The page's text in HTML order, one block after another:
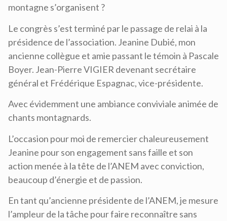
montagne s’organisent ?
Le congrès s’est terminé par le passage de relai à la
présidence de l’association. Jeanine Dubié, mon
ancienne collègue et amie passant le témoin à Pascale
Boyer. Jean-Pierre VIGIER devenant secrétaire
général et Frédérique Espagnac, vice-présidente.
Avec évidemment une ambiance conviviale animée de
chants montagnards.
L’occasion pour moi de remercier chaleureusement
Jeanine pour son engagement sans faille et son
action menée à la tête de l’ANEM avec conviction,
beaucoup d’énergie et de passion.
En tant qu’ancienne présidente de l’ANEM, je mesure
l’ampleur de la tâche pour faire reconnaître sans